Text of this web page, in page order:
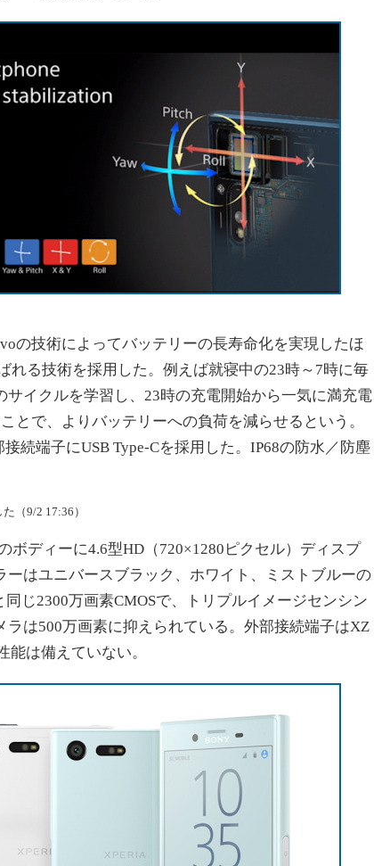
の技術によってバッテリーの長寿命化を実現したほ
れる技術を採用した。例えば就寝中の23時～7時に毎
サイクルを学習し、23時の充電開始から一気に満充電
とで、よりバッテリーへの負荷を減らせるという。
続端子にUSB Type-Cを採用した。IP68の防水／防塵
（9/2 17:36）
ボディーに4.6型HD（720×1280ピクセル）ディスプ
ーはユニバースブラック、ホワイト、ミストブルーの
じ2300万画素CMOSで、トリプルイメージセンシン
ラは500万画素に抑えられている。外部接続端子はXZ
能は備えていない。